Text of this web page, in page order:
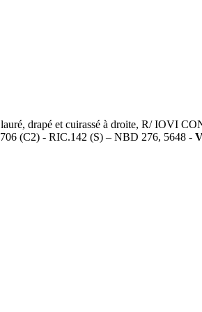
drapé et cuirassé à droite, R/ IOVI
(C2) - RIC.142 (S) – NBD 276, 5648 -